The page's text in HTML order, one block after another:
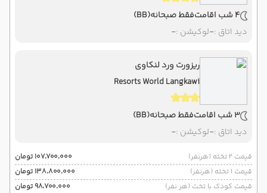
4 شب اقامت فقط صبحانه(BB)
دید اتاق :-لوکیشن :-
ریزورت ورد لنکاوی
Resorts World Langkawi
3 شب اقامت فقط صبحانه(BB)
دید اتاق :-لوکیشن :-
قیمت 2 تخته (هرنفر)
۱۰۷٬۷۰۰٬۰۰۰ تومان
قیمت 1 تخته (هرنفر)
۱۳۸٬۸۰۰٬۰۰۰ تومان
قیمت کودک با تخت (هر نفر)
۹۸٬۷۰۰٬۰۰۰ تومان